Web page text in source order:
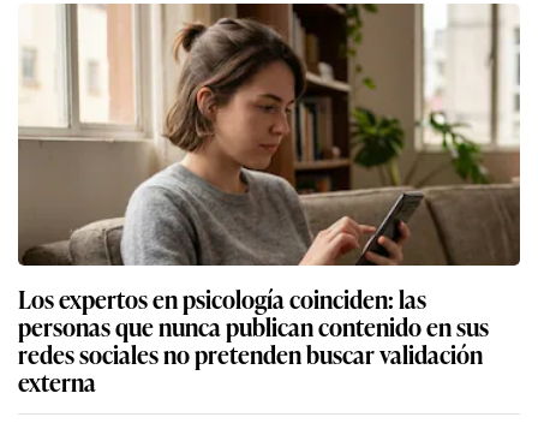
Los expertos en psicología coinciden: las
personas que nunca publican contenido en sus
redes sociales no pretenden buscar validación
externa